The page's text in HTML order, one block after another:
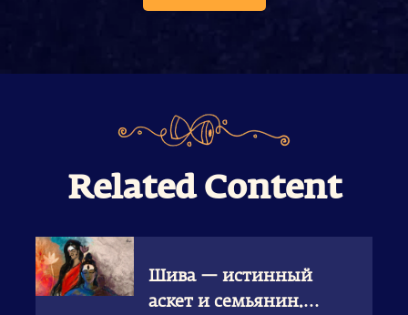
Related Content
Шива — истинный
аскет и семьянин.